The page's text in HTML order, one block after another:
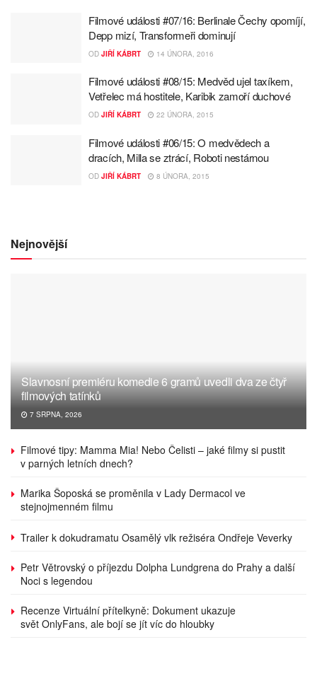
Filmové události #07/16: Berlinale Čechy opomíjí,
Depp mizí, Transformeři dominují
OD JIŘÍ KÁBRT 14 ÚNORA, 2016
Filmové události #08/15: Medvěd ujel taxíkem,
Vetřelec má hostitele, Karibik zamoří duchové
OD JIŘÍ KÁBRT 22 ÚNORA, 2015
Filmové události #06/15: O medvědech a
dracích, Milla se ztrácí, Roboti nestárnou
OD JIŘÍ KÁBRT 8 ÚNORA, 2015
Nejnovější
Slavnosní premiéru komedie 6 gramů uvedli dva ze čtyř
filmových tatínků
7 SRPNA, 2026
Filmové tipy: Mamma Mia! Nebo Čelisti – jaké filmy si pustit
v parných letních dnech?
Marika Šoposká se proměnila v Lady Dermacol ve
stejnojmenném filmu
Trailer k dokudramatu Osamělý vlk režiséra Ondřeje Veverky
Petr Větrovský o příjezdu Dolpha Lundgrena do Prahy a další
Noci s legendou
Recenze Virtuální přítelkyně: Dokument ukazuje
svět OnlyFans, ale bojí se jít víc do hloubky